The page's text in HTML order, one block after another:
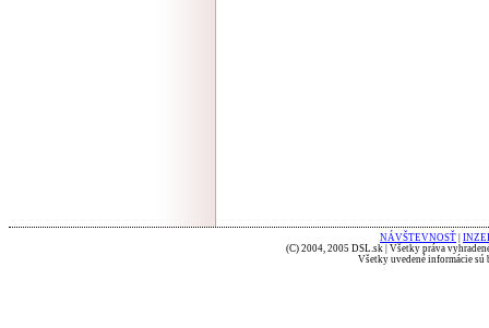
NÁVŠTEVNOSŤ
(C) 2004, 2005 DSL.sk | Všetky práva
Všetky uvedené informácie sú